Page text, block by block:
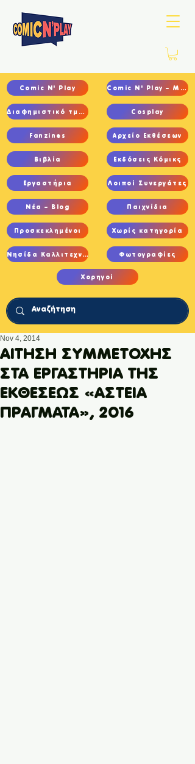
Comic N' Play
Διαφημιστικό τμήμα
Fanzines
Βιβλία
Εργαστήρια
Νέα – Blog
Προσκεκλημένοι
Νησίδα Καλλιτεχνών
Comic N' Play – Main
Cosplay
Αρχείο Εκθέσεων
Εκδόσεις Κόμικς
Λοιποί Συνεργάτες
Παιχνίδια
Χωρίς κατηγορία
Φωτογραφίες
Χορηγοί
ΑΙΤΗΣΗ ΣΥΜΜΕΤΟΧΗΣ
ΣΤΑ ΕΡΓΑΣΤΗΡΙΑ ΤΗΣ
ΕΚΘΕΣΕΩΣ «ΑΣΤΕΙΑ
ΠΡΑΓΜΑΤΑ», 2016
Nov 4, 2014